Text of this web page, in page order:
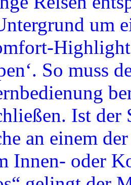
um
So muss
Ist der
an einem
Innen- oder